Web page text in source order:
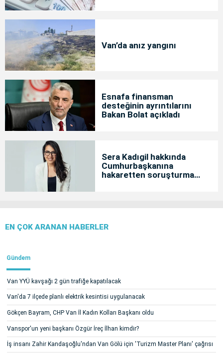
Van’da anız yangını
Esnafa finansman
desteğinin ayrıntılarını
Bakan Bolat açıkladı
Sera Kadıgil hakkında
Cumhurbaşkanına
hakaretten soruşturma
EN ÇOK ARANAN HABERLER
Gündem
Van YYÜ kavşağı 2 gün trafiğe kapatılacak
Van'da 7 ilçede planlı elektrik kesintisi uygulanacak
Gökçen Bayram, CHP Van İl Kadın Kolları Başkanı oldu
Vanspor'un yeni başkanı Özgür İreç İlhan kimdir?
İş insanı Zahir Kandaşoğlu'ndan Van Gölü için 'Turizm Master Planı' çağrısı